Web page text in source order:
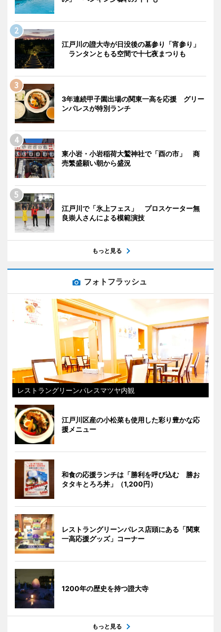
江戸川の證大寺が日没後の墓参り「宵参り」
ランタンともる空間で十七夜まつりも
3年連続甲子園出場の関東一高を応援 グリー
ンパレスが特別ランチ
東小岩・小岩稲荷大鷲神社で「酉の市」 商
売繁盛願い朝から盛況
江戸川で「氷上フェス」 プロスケーター無
良崇人さんによる模範演技
もっと見る
フォトフラッシュ
レストラングリーンパレスマツヤ内観
江戸川区産の小松菜も使用した彩り豊かな応
援メニュー
和食の応援ランチは「勝利を呼び込む 勝お
タタキとろろ丼」（1,200円）
レストラングリーンパレス店頭にある「関東
一高応援グッズ」コーナー
1200年の歴史を持つ證大寺
もっと見る